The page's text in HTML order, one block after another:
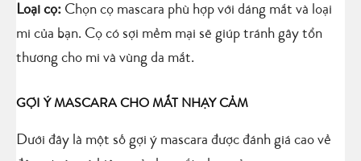
Loại cọ: Chọn cọ mascara phù hợp với dáng mắt và loại
mi của bạn. Cọ có sợi mềm mại sẽ giúp tránh gây tổn
thương cho mi và vùng da mắt.
GỢI Ý MASCARA CHO MẮT NHẠY CẢM
Dưới đây là một số gợi ý mascara được đánh giá cao về